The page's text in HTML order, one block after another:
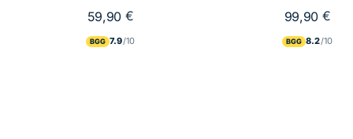
59,90 €
BGG 7.9
99,90 €
BGG 8.2